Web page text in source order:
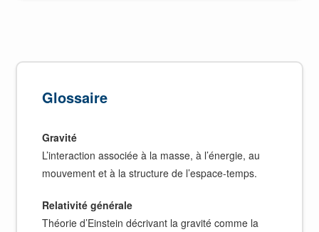
Glossaire
Gravité
L’interaction associée à la masse, à l’énergie, au
mouvement et à la structure de l’espace-temps.
Relativité générale
Théorie d’Einstein décrivant la gravité comme la